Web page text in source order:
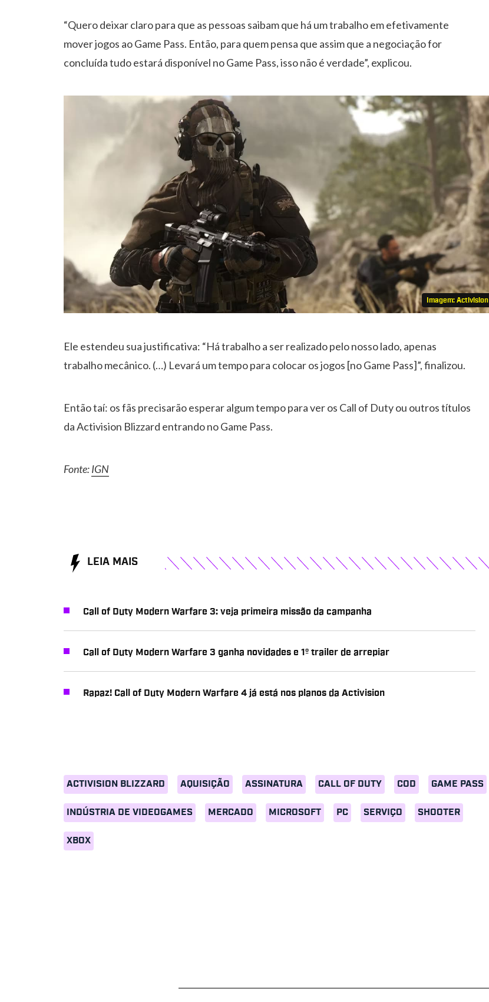
“Quero deixar claro para que as pessoas saibam que há um trabalho em efetivamente
mover jogos ao Game Pass. Então, para quem pensa que assim que a negociação for
concluída tudo estará disponível no Game Pass, isso não é verdade”, explicou.
Imagem: Activision
Ele estendeu sua justificativa: “Há trabalho a ser realizado pelo nosso lado, apenas
trabalho mecânico. (…) Levará um tempo para colocar os jogos [no Game Pass]”, finalizou.
Então taí: os fãs precisarão esperar algum tempo para ver os Call of Duty ou outros títulos
da Activision Blizzard entrando no Game Pass.
Fonte:IGN
ACTIVISION BLIZZARD AQUISIÇÃO ASSINATURA CALL OF DUTY COD GAME PASS
INDÚSTRIA DE VIDEOGAMES MERCADO MICROSOFT PC SERVIÇO SHOOTER
XBOX
LEIA MAIS
Call of Duty Modern Warfare 3: veja primeira missão da campanha
Call of Duty Modern Warfare 3 ganha novidades e 1º trailer de arrepiar
Rapaz! Call of Duty Modern Warfare 4 já está nos planos da Activision